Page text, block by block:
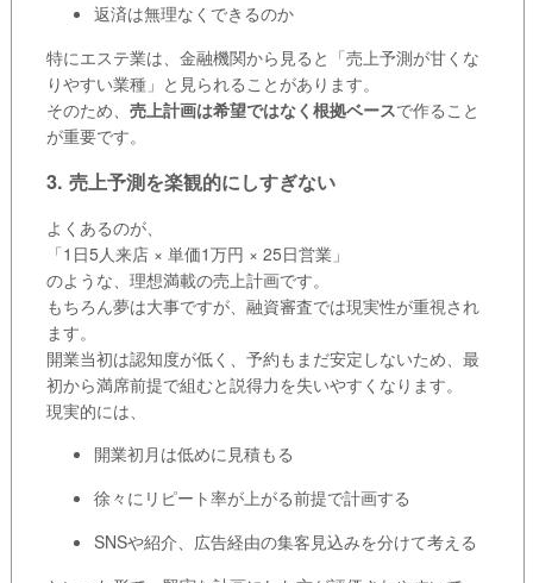
返済は無理なくできるのか
特にエステ業は、金融機関から見ると「売上予測が甘くな
りやすい業種」と見られることがあります。
そのため、 売上計画は希望ではなく根拠ベースで作ること
が重要です。
3. 売上予測を楽観的にしすぎない
よくあるのが、
「1日5人来店 × 単価1万円 × 25日営業」
のような、理想満載の売上計画です。
もちろん夢は大事ですが、融資審査では現実性が重視され
ます。
開業当初は認知度が低く、予約もまだ安定しないため、最
初から満席前提で組むと説得力を失いやすくなります。
現実的には、
開業初月は低めに見積もる
徐々にリピート率が上がる前提で計画する
SNSや紹介、広告経由の集客見込みを分けて考える